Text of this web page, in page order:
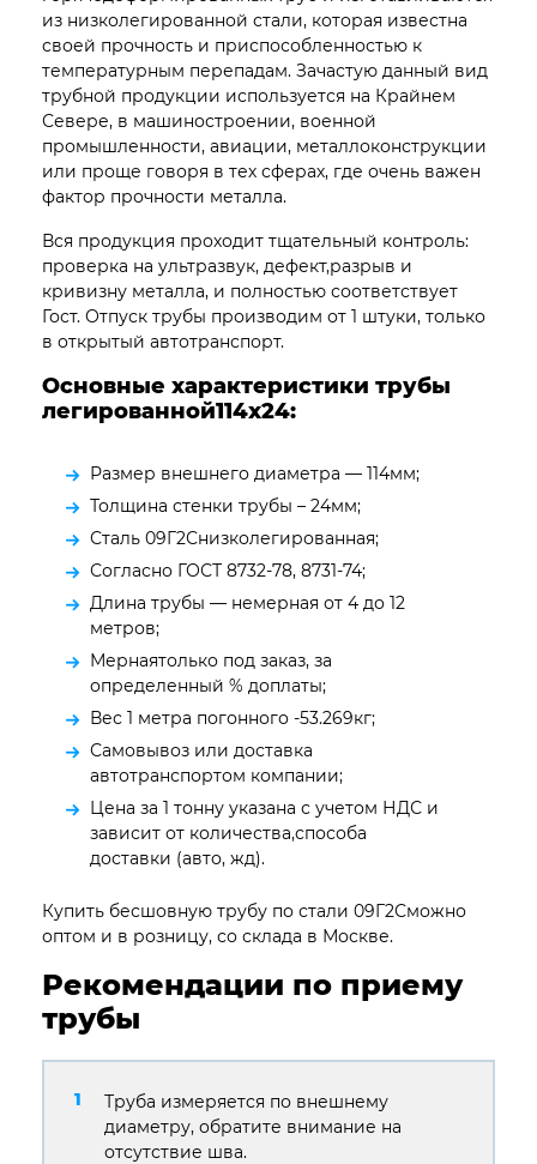
из низколегированной стали, которая известна
своей прочность и приспособленностью к
температурным перепадам. Зачастую данный вид
трубной продукции используется на Крайнем
Севере, в машиностроении, военной
промышленности, авиации, металлоконструкции
или проще говоря в тех сферах, где очень важен
фактор прочности металла.
Вся продукция проходит тщательный контроль:
проверка на ультразвук, дефект,разрыв и
кривизну металла, и полностью соответствует
Гост. Отпуск трубы производим от 1 штуки, только
в открытый автотранспорт.
Основные характеристики трубы
легированной114х24:
Размер внешнего диаметра — 114мм;
Толщина стенки трубы – 24мм;
Сталь 09Г2Снизколегированная;
Согласно ГОСТ 8732-78, 8731-74;
Длина трубы — немерная от 4 до 12
метров;
Мернаятолько под заказ, за
определенный % доплаты;
Вес 1 метра погонного -53.269кг;
Самовывоз или доставка
автотранспортом компании;
Цена за 1 тонну указана с учетом НДС и
зависит от количества,способа
доставки (авто, жд).
Купить бесшовную трубу по стали 09Г2Сможно
оптом и в розницу, со склада в Москве.
Рекомендации по приему
трубы
Труба измеряется по внешнему
диаметру, обратите внимание на
отсутствие шва.